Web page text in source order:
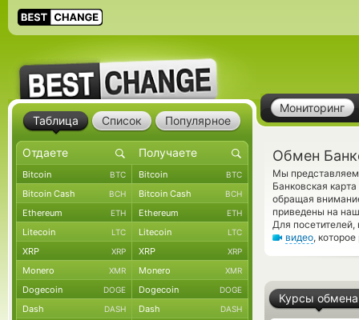
Мониторинг
Обмен
Мы представляем
Банковская
обращая
приведены на
Для
видео,
Курсы обмена
Таблица Список Популярное
Bitcoin BTC Bitcoin BTC
Bitcoin Cash BCH Bitcoin Cash BCH
Ethereum ETH Ethereum ETH
Litecoin LTC Litecoin LTC
XRP XRP XRP XRP
Monero XMR Monero XMR
Dogecoin DOGE Dogecoin DOGE
Dash DASH Dash DASH